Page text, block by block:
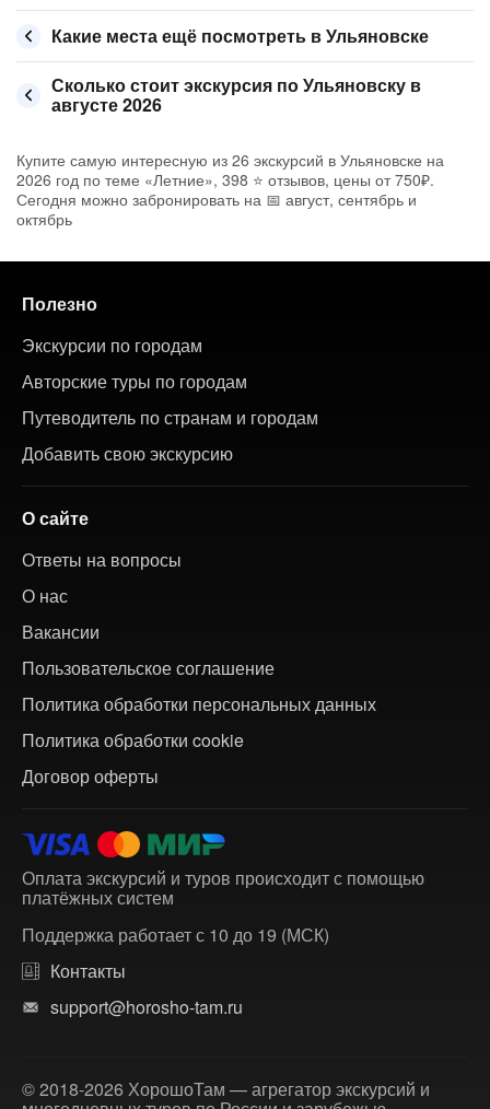
Какие места ещё посмотреть в Ульяновске
Сколько стоит экскурсия по Ульяновску в
августе 2026
Купите самую интересную из 26 экскурсий в Ульяновске на
2026 год по теме «Летние», 398 ⭐ отзывов, цены от 750₽.
Сегодня можно забронировать на 📅 август, сентябрь и
октябрь
Полезно
Экскурсии по городам
Авторские туры по городам
Путеводитель по странам и городам
Добавить свою экскурсию
О сайте
Ответы на вопросы
О нас
Вакансии
Пользовательское соглашение
Политика обработки персональных данных
Политика обработки cookie
Договор оферты
Оплата экскурсий и туров происходит с помощью
платёжных систем
Поддержка работает с 10 до 19 (МСК)
Контакты
support@horosho-tam.ru
© 2018-2026 ХорошоТам — агрегатор экскурсий и